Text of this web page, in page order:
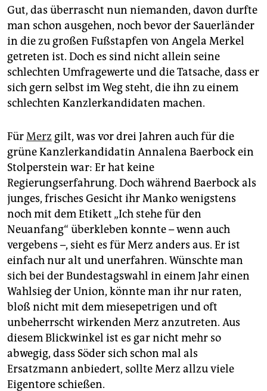
Gut, das überrascht nun niemanden, davon durfte
man schon ausgehen, noch bevor der Sauerländer
in die zu großen Fußstapfen von Angela Merkel
getreten ist. Doch es sind nicht allein seine
schlechten Umfragewerte und die Tatsache, dass er
sich gern selbst im Weg steht, die ihn zu einem
schlechten Kanzlerkandidaten machen.
FürMerz gilt, was vor drei Jahren auch für die
grüne Kanzlerkandidatin Annalena Baerbock ein
Stolperstein war: Er hat keine
Regierungserfahrung. Doch während Baerbock als
junges, frisches Gesicht ihr Manko wenigstens
noch mit dem Etikett „Ich stehe für den
Neuanfang“ überkleben konnte – wenn auch
vergebens –, sieht es für Merz anders aus. Er ist
einfach nur alt und unerfahren. Wünschte man
sich bei der Bundestagswahl in einem Jahr einen
Wahlsieg der Union, könnte man ihr nur raten,
bloß nicht mit dem miesepetrigen und oft
unbeherrscht wirkenden Merz anzutreten. Aus
diesem Blickwinkel ist es gar nicht mehr so
abwegig, dass Söder sich schon mal als
Ersatzmann anbiedert, sollte Merz allzu viele
Eigentore schießen.